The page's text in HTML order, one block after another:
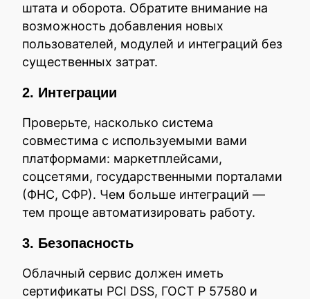
штата и оборота. Обратите внимание на
возможность добавления новых
пользователей, модулей и интеграций без
существенных затрат.
2. Интеграции
Проверьте, насколько система
совместима с используемыми вами
платформами: маркетплейсами,
соцсетями, государственными порталами
(ФНС, СФР). Чем больше интеграций —
тем проще автоматизировать работу.
3. Безопасность
Облачный сервис должен иметь
сертификаты PCI DSS, ГОСТ Р 57580 и